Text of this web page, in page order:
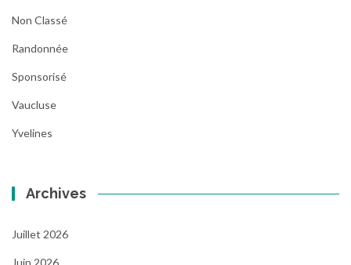
Non Classé
Randonnée
Sponsorisé
Vaucluse
Yvelines
Archives
Juillet 2026
Juin 2026